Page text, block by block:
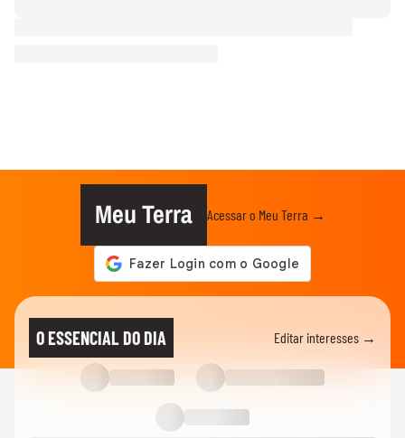
Meu Terra Acessar o Meu Terra →
O ESSENCIAL DO DIA Editar interesses →